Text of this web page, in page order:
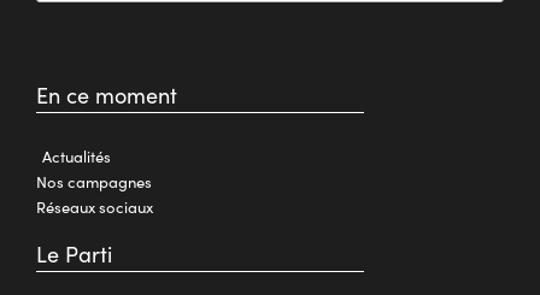
En ce moment
Actualités
Nos campagnes
Réseaux sociaux
Le Parti